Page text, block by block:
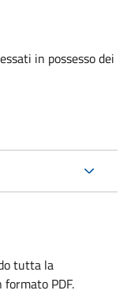
in possesso dei
tutta la
PDF.